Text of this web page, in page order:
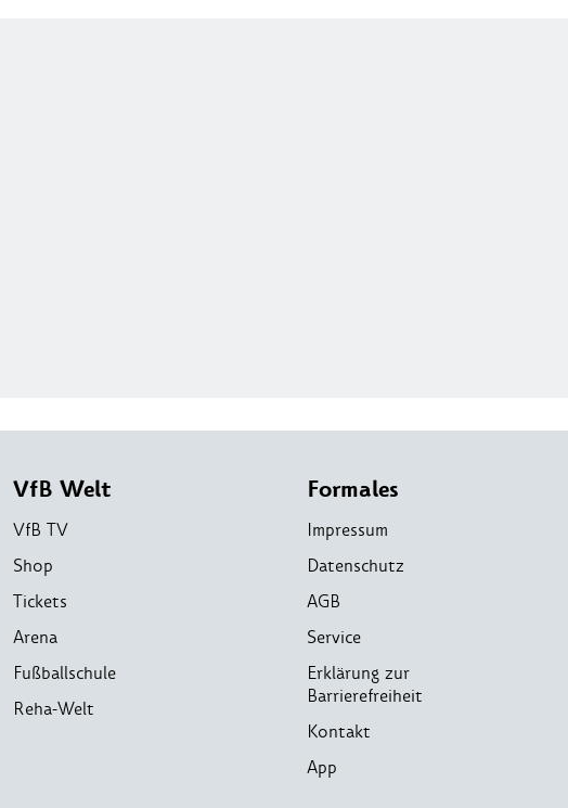
VfB Welt
VfB TV
Shop
Tickets
Arena
Fußballschule
Reha-Welt
Formales
Impressum
Datenschutz
AGB
Service
Erklärung zur
Barrierefreiheit
Kontakt
App